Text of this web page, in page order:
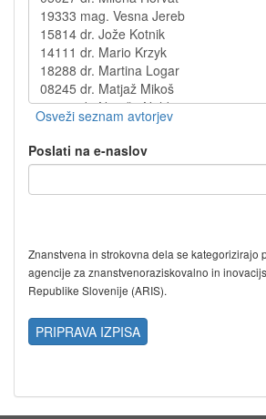
Poslati na e-naslov
Znanstvena in strokovna dela se kategorizirajo
agencije za znanstvenoraziskovalno in
Republike Slovenije (ARIS).
PRIPRAVA IZPISA